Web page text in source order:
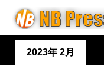
2023年 2月